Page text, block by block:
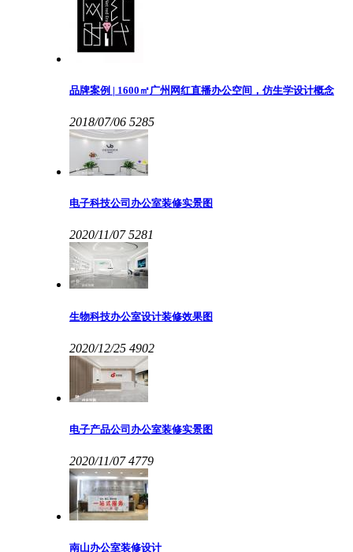
品牌案例 | 1600㎡广州网红直播办公空间，仿生学设计概念
2018/07/06 5285
电子科技公司办公室装修实景图
2020/11/07 5281
生物科技办公室设计装修效果图
2020/12/25 4902
电子产品公司办公室装修实景图
2020/11/07 4779
南山办公室装修设计